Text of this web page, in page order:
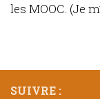
les MOOC. (Je
SUIVRE :